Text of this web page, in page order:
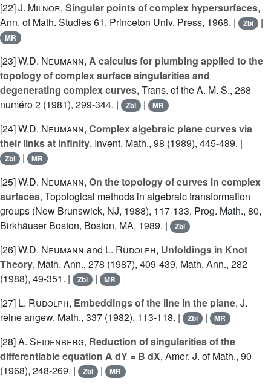
[22]J. Milnor, Singular points of complex hypersurfaces,
Ann. of Math. Studies 61, Princeton Univ. Press, 1968. |
Zbl |
MR
[23]W.D. Neumann, A calculus for plumbing applied to the
topology of complex surface singularities and
degenerating complex curves, Trans. of the A. M. S., 268
numéro 2 (1981), 299-344. |
Zbl | MR
[24]W.D. Neumann, Complex algebraic plane curves via
their links at infinity, Invent. Math., 98 (1989), 445-489. |
Zbl | MR
[25]W.D. Neumann, On the topology of curves in complex
surfaces, Topological methods in algebraic transformation
groups (New Brunswick, NJ, 1988), 117-133, Prog. Math., 80,
Birkhäuser Boston, Boston, MA, 1989. |
Zbl
[26]W.D. Neumann and L. Rudolph, Unfoldings in Knot
Theory, Math. Ann., 278 (1987), 409-439, Math. Ann., 282
(1988), 49-351. |
Zbl | MR
[27] L. Rudolph, Embeddings of the line in the plane, J.
reine angew. Math., 337 (1982), 113-118. |
Zbl | MR
[28]A. Seidenberg, Reduction of singularities of the
differentiable equation A dY = B dX, Amer. J. of Math., 90
(1968), 248-269. |
Zbl | MR